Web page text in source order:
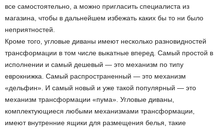
все самостоятельно, а можно пригласить специалиста из
магазина, чтобы в дальнейшем избежать каких бы то ни было
неприятностей.
Кроме того, угловые диваны имеют несколько разновидностей
трансформации в том числе выкатные вперед. Самый простой в
исполнении и самый дешевый — это механизм по типу
еврокнижка. Самый распространенный — это механизм
«дельфин». И самый новый и уже такой популярный — это
механизм трансформации «пума». Угловые диваны,
комплектующиеся любыми механизмами трансформации,
имеют внутренние ящики для размещения белья, такие